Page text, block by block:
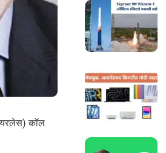
कॉल